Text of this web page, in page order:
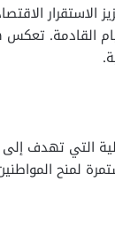
الاستقرار
القادمة.
التي تهدف
لمنح